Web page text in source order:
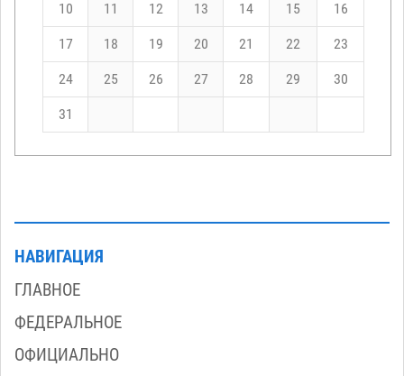
10 11 12 13 14 15 16
17 18 19 20 21 22 23
24 25 26 27 28 29 30
31
НАВИГАЦИЯ
ГЛАВНОЕ
ФЕДЕРАЛЬНОЕ
ОФИЦИАЛЬНО